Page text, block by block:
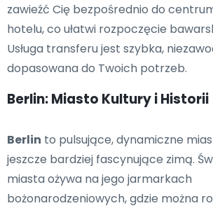
zawieźć Cię bezpośrednio do
hotelu, co ułatwi rozpoczęcie
Usługa transferu jest szybka,
dopasowana do Twoich potrzeb.
Berlin: Miasto Kultury i Historii
Berlin to pulsujące, dynamiczne
jeszcze bardziej fascynujące zimą.
miasta ożywa na jego jarmarkach
bożonarodzeniowych, gdzie można